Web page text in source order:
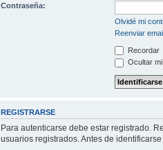
Contraseña:
Olvidé mi
Reenviar
Recordar
Ocultar
REGISTRARSE
Para autenticarse debe estar registrado.
usuarios registrados. Antes de